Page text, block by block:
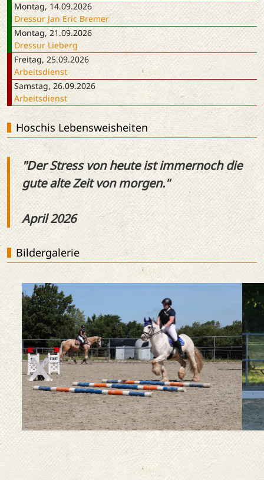
Montag, 14.09.2026
Dressur Jan Eric Bremer
Montag, 21.09.2026
Dressur Lieberg
Freitag, 25.09.2026
Arbeitsdienst
Samstag, 26.09.2026
Arbeitsdienst
Hoschis Lebensweisheiten
"Der Stress von heute ist immernoch die
gute alte Zeit von morgen."
April 2026
Bildergalerie